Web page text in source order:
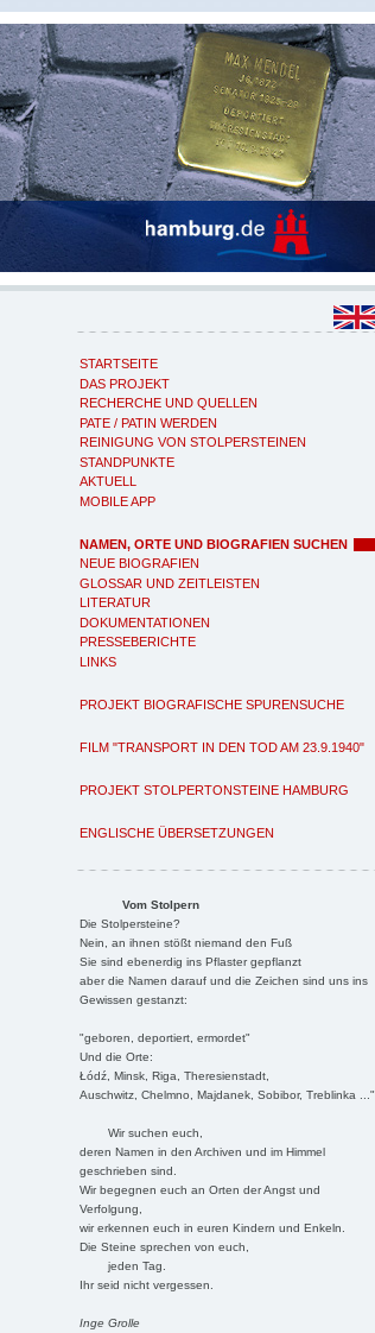
STARTSEITE
DAS PROJEKT
RECHERCHE UND QUELLEN
PATE / PATIN WERDEN
REINIGUNG VON STOLPERSTEINEN
STANDPUNKTE
AKTUELL
MOBILE APP
NAMEN, ORTE UND BIOGRAFIEN SUCHEN
NEUE BIOGRAFIEN
GLOSSAR UND ZEITLEISTEN
LITERATUR
DOKUMENTATIONEN
PRESSEBERICHTE
LINKS
PROJEKT BIOGRAFISCHE SPURENSUCHE
FILM "TRANSPORT IN DEN TOD AM 23.9.1940"
PROJEKT STOLPERTONSTEINE HAMBURG
ENGLISCHE ÜBERSETZUNGEN
Vom Stolpern
Die Stolpersteine?
Nein, an ihnen stößt niemand den Fuß
Sie sind ebenerdig ins Pflaster gepflanzt
aber die Namen darauf und die Zeichen sind uns ins
Gewissen gestanzt:
"geboren, deportiert, ermordet"
Und die Orte:
Łódź, Minsk, Riga, Theresienstadt,
Auschwitz, Chelmno, Majdanek, Sobibor, Treblinka ..."
Wir suchen euch,
deren Namen in den Archiven und im Himmel
geschrieben sind.
Wir begegnen euch an Orten der Angst und
Verfolgung,
wir erkennen euch in euren Kindern und Enkeln.
Die Steine sprechen von euch,
jeden Tag.
Ihr seid nicht vergessen.
Inge Grolle